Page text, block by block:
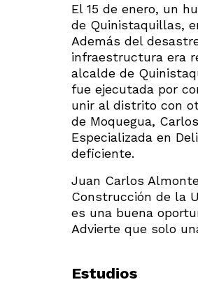
El 15 de enero, un
de Quinistaquillas,
Además del
infraestructura era
alcalde de
fue ejecutada por
unir al distrito con
de Moquegua,
Especializada en
deficiente.
Juan Carlos
Construcción de la
es una buena
Advierte que solo
Estudios